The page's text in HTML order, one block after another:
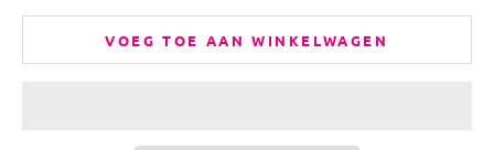
VOEG TOE AAN WINKELWAGEN